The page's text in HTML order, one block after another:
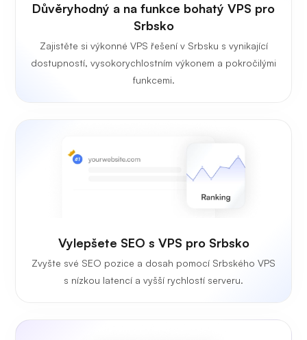
Důvěryhodný a na funkce bohatý VPS pro
Srbsko
Zajistěte si výkonné VPS řešení v Srbsku s vynikající
dostupností, vysokorychlostním výkonem a pokročilými
funkcemi.
Vylepšete SEO s VPS pro Srbsko
Zvyšte své SEO pozice a dosah pomocí Srbského VPS
s nízkou latencí a vyšší rychlostí serveru.